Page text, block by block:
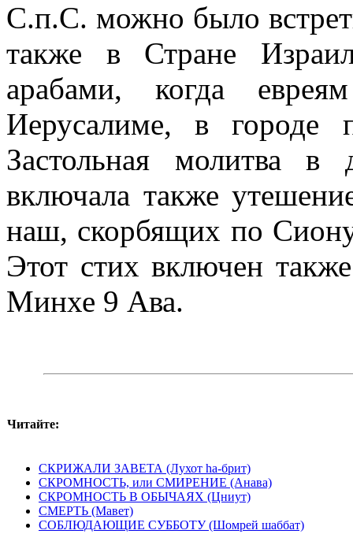
С.п.С. можно было
также в Стране
арабами, когда
Иерусалиме, в городе
Застольная молитва в
включала также
наш, скорбящих по
Этот стих включен
Минхе 9 Ава.
Читайте:
СКРИЖАЛИ ЗАВЕТА (Лухот hа-брит)
СКРОМНОСТЬ, или СМИРЕНИЕ (Анава)
СКРОМНОСТЬ В ОБЫЧАЯХ (Цниут)
СМЕРТЬ (Мавет)
СОБЛЮДАЮЩИЕ СУББОТУ (Шомрей шаббат)